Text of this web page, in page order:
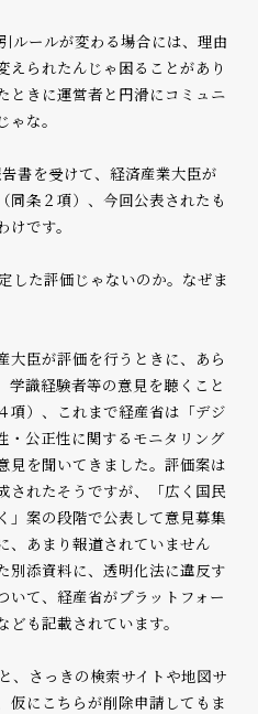
ールが変わる場合には、理由
えられたんじゃ困ることがあり
ときに運営者と円滑にコミュニ
な。
書を受けて、経済産業大臣が
同条２項）、今回公表されたも
です。
た評価じゃないのか。なぜま
大臣が評価を行うときに、あら
学識経験者等の意見を聴くこと
項）、これまで経産省は「デジ
・公正性に関するモニタリング
見を聞いてきました。評価案は
されたそうですが、「広く国民
」案の段階で公表して意見募集
、あまり報道されていません
別添資料に、透明化法に違反す
いて、経産省がプラットフォー
も記載されています。
さっきの検索サイトや地図サ
仮にこちらが削除申請してもま